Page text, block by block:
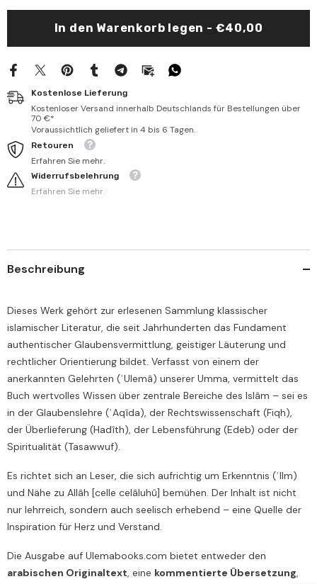
Beyani
الحاج
Beyani
Hac
الحاج
In den Warenkorb legen - €40,00
Kostenlose Lieferung
Kostenloser Versand innerhalb Deutschlands für Bestellungen über
70 €*
Voraussichtlich geliefert in 4 bis 6 Tagen.
Retouren
Erfahren Sie mehr.
Widerrufsbelehrung
Erfahren Sie mehr.
Beschreibung
Dieses Werk gehört zur erlesenen Sammlung klassischer
islamischer Literatur, die seit Jahrhunderten das Fundament
authentischer Glaubensvermittlung, geistiger Läuterung und
rechtlicher Orientierung bildet. Verfasst von einem der
anerkannten Gelehrten (ʿUlemâ) unserer Umma, vermittelt das
Buch wertvolles Wissen über zentrale Bereiche des Islâm – sei es
in der Glaubenslehre (ʿAqîda), der Rechtswissenschaft (Fiqh),
der Überlieferung (Hadîth), der Lebensführung (Edeb) oder der
Spiritualität (Tasawwuf).
Es richtet sich an Leser, die sich aufrichtig um Erkenntnis (ʿIlm)
und Nähe zu Allâh [celle celâluhû] bemühen. Der Inhalt ist nicht
nur lehrreich, sondern auch seelisch erhebend – eine Quelle der
Inspiration für Herz und Verstand.
Die Ausgabe auf Ulemabooks.com bietet entweder den
arabischen Originaltext, eine kommentierte Übersetzung,